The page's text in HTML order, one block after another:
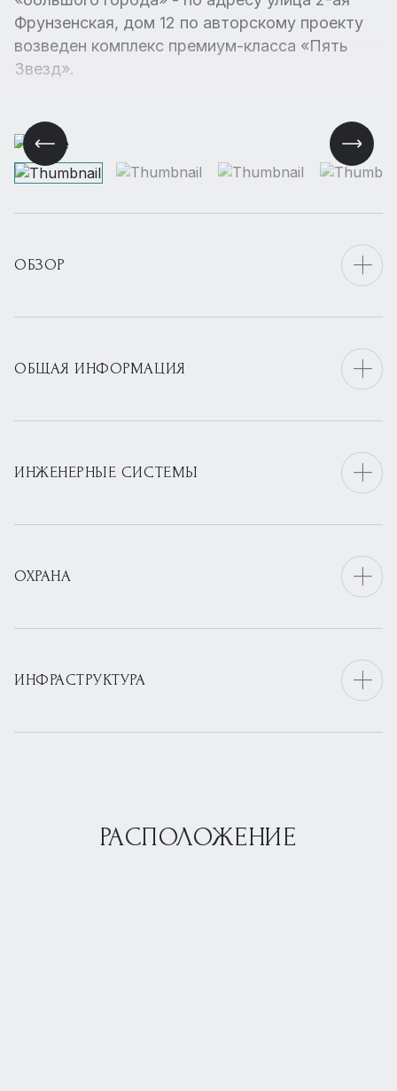
Фрунзенская, дом 12 по авторскому проекту
возведен комплекс премиум-класса «Пять
Звезд».
ОБЗОР
ОБЩАЯ ИНФОРМАЦИЯ
ИНЖЕНЕРНЫЕ СИСТЕМЫ
ОХРАНА
ИНФРАСТРУКТУРА
РАСПОЛОЖЕНИЕ